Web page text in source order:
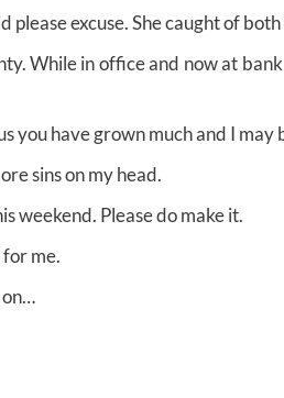
please excuse. She caught of
While in office and now at
you have grown much and I
sins on my head.
weekend. Please do make it.
me.
on…